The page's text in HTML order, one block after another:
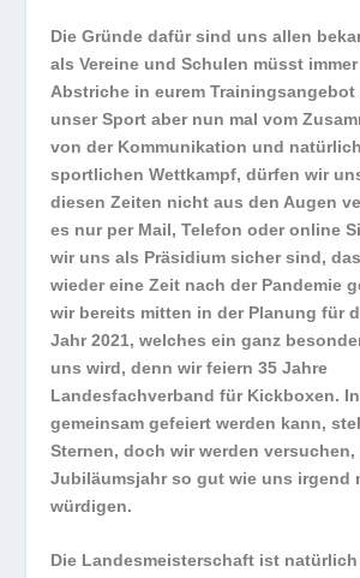
Die Gründe dafür sind uns allen
als Vereine und Schulen müsst
Abstriche in eurem Trainingsangebot
unser Sport aber nun mal vom
von der Kommunikation und
sportlichen Wettkampf, dürfen wir
diesen Zeiten nicht aus den Augen
es nur per Mail, Telefon oder online
wir uns als Präsidium sicher sind,
wieder eine Zeit nach der Pandemie
wir bereits mitten in der Planung für
Jahr 2021, welches ein ganz
uns wird, denn wir feiern 35 Jahre
Landesfachverband für Kickboxen.
gemeinsam gefeiert werden kann,
Sternen, doch wir werden versuchen,
Jubiläumsjahr so gut wie uns irgend
würdigen.
Die Landesmeisterschaft ist